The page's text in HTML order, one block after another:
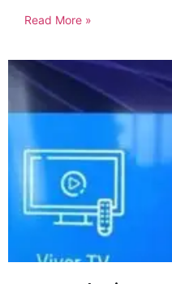
Read More »